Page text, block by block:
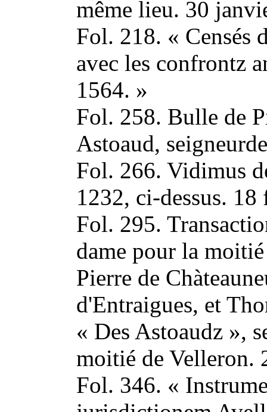
même lieu. 30
Fol. 218. « Censés
avec les confrontz
1564. »
Fol. 258. Bulle de
Astoaud,
Fol. 266. Vidimus
1232, ci-dessus.
Fol. 295.
dame pour la
Pierre de
d'Entraigues, et
« Des Astoaudz »,
moitié de Velleron.
Fol. 346. «